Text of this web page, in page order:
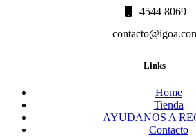
4544 8069
Links
Home
Tienda
AYUDANOS A
Contacto